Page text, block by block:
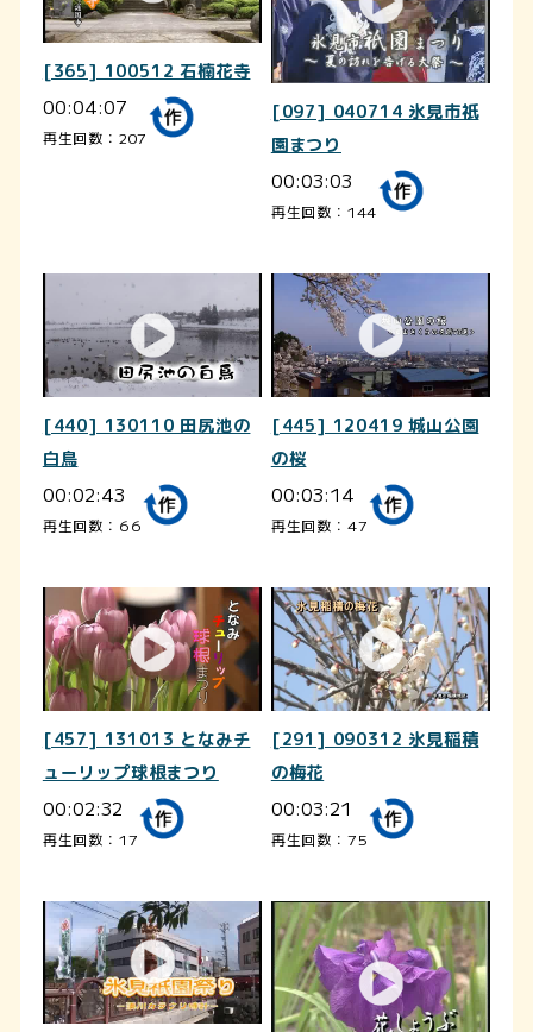
[365] 100512 石楠花寺
00:04:07
再生回数：207
[097] 040714 氷見市祇
園まつり
00:03:03
再生回数：144
[440] 130110 田尻池の
白鳥
00:02:43
再生回数：66
[445] 120419 城山公園
の桜
00:03:14
再生回数：47
[457] 131013 となみチ
ューリップ球根まつり
00:02:32
再生回数：17
[291] 090312 氷見稲積
の梅花
00:03:21
再生回数：75